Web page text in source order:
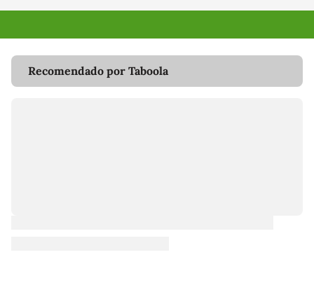
Recomendado por Taboola